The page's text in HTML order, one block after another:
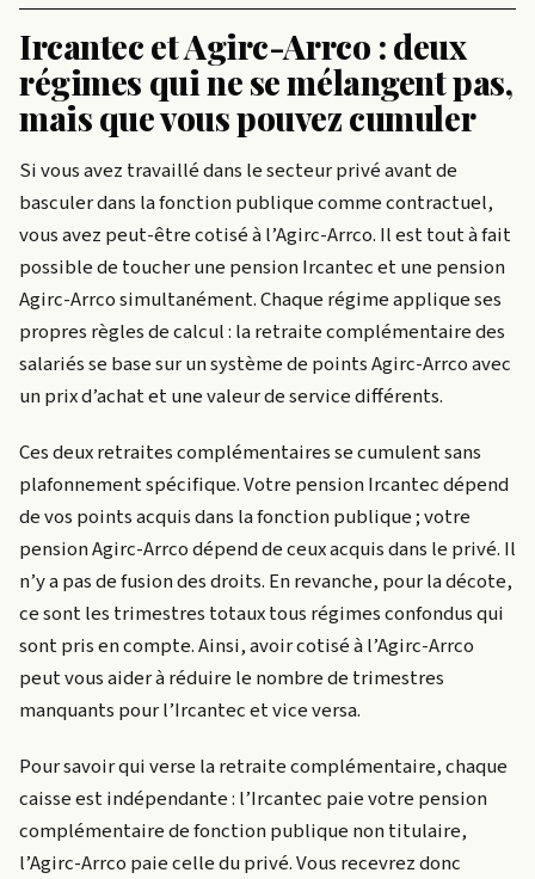
Ircantec et Agirc-Arrco : deux
régimes qui ne se mélangent pas,
mais que vous pouvez cumuler
Si vous avez travaillé dans le secteur privé avant de
basculer dans la fonction publique comme contractuel,
vous avez peut-être cotisé à l’Agirc-Arrco. Il est tout à fait
possible de toucher une pension Ircantec et une pension
Agirc-Arrco simultanément. Chaque régime applique ses
propres règles de calcul : la retraite complémentaire des
salariés se base sur un système de points Agirc-Arrco avec
un prix d’achat et une valeur de service différents.
Ces deux retraites complémentaires se cumulent sans
plafonnement spécifique. Votre pension Ircantec dépend
de vos points acquis dans la fonction publique ; votre
pension Agirc-Arrco dépend de ceux acquis dans le privé. Il
n’y a pas de fusion des droits. En revanche, pour la décote,
ce sont les trimestres totaux tous régimes confondus qui
sont pris en compte. Ainsi, avoir cotisé à l’Agirc-Arrco
peut vous aider à réduire le nombre de trimestres
manquants pour l’Ircantec et vice versa.
Pour savoir qui verse la retraite complémentaire, chaque
caisse est indépendante : l’Ircantec paie votre pension
complémentaire de fonction publique non titulaire,
l’Agirc-Arrco paie celle du privé. Vous recevrez donc